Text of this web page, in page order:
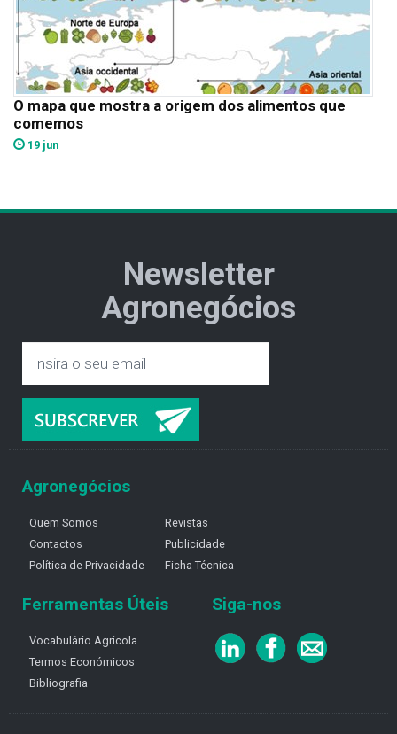
O mapa que mostra a origem dos alimentos que
comemos
19 jun
Newsletter
Agronegócios
Agronegócios
Quem Somos
Contactos
Política de Privacidade
Revistas
Publicidade
Ficha Técnica
Ferramentas Úteis
Vocabulário Agricola
Termos Económicos
Bibliografia
Siga-nos